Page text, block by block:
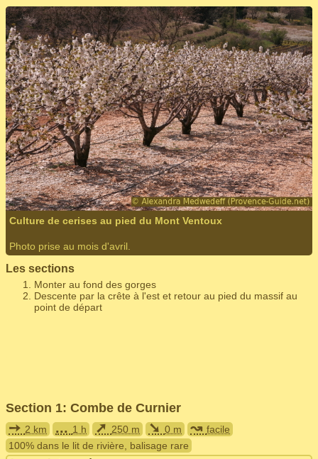
Culture de cerises au pied du Mont Ventoux
Photo prise au mois d'avril.
Les sections
Monter au fond des gorges
Descente par la crête à l'est et retour au pied du massif au
point de départ
Section 1: Combe de Curnier
➙2 km ...1 h ➚250 m ➘0 m ↝facile
100% dans le lit de rivière, balisage rare